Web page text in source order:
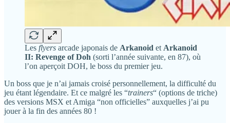
Les flyers arcade japonais de Arkanoid et Arkanoid
II: Revenge of Doh (sorti l’année suivante, en 87), où
l’on aperçoit DOH, le boss du premier jeu.
Un boss que je n’ai jamais croisé personnellement, la difficulté du
jeu étant légendaire. Et ce malgré les “trainers“ (options de triche)
des versions MSX et Amiga “non officielles” auxquelles j’ai pu
jouer à la fin des années 80 !